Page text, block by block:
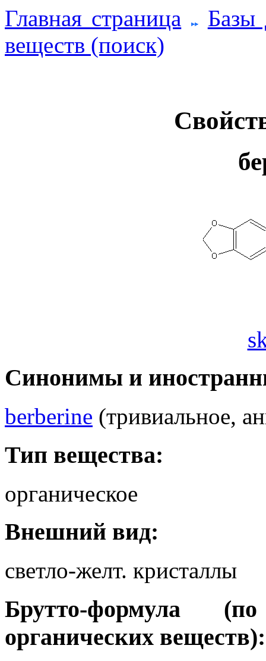
Главная страница
Базы
веществ (поиск)
Синонимы и
berberine (тривиальное,
Тип вещества:
органическое
Внешний вид:
светло-желт. кристаллы
Брутто-формула
органических веществ):